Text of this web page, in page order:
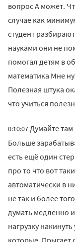
вопрос А может.
случае как
студент
науками они не
помогал детям в
математика Мне
Полезная штука
что учиться
0:10:07Думайте
Больше
есть ещё один
про то что вот
автоматически в
не так и более
думать медленно
нагрузку